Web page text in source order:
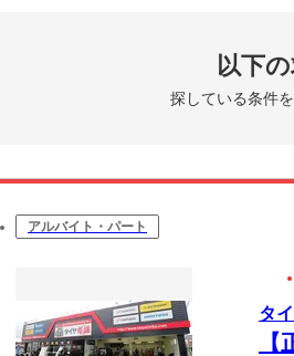
以下
探している条件
アルバイト・パート
タ